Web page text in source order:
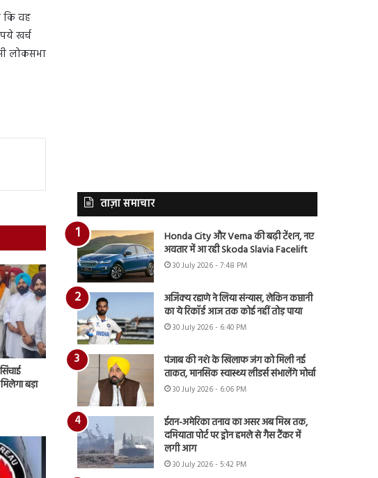
कि वह
खर्च
लोकसभा
बड़ा
ताज़ा समाचार
Honda City और Verna की बढ़ी टेंशन, नए
अवतार में आ रही Skoda Slavia Facelift
30 July 2026 - 7:48 PM
अजिंक्य रहाणे ने लिया संन्यास, लेकिन कप्तानी
का ये रिकॉर्ड आज तक कोई नहीं तोड़ पाया
30 July 2026 - 6:40 PM
पंजाब की नशे के खिलाफ जंग को मिली नई
ताकत, मानसिक स्वास्थ्य लीडर्स संभालेंगे मोर्चा
30 July 2026 - 6:06 PM
ईरान-अमेरिका तनाव का असर अब मिस्र तक,
दमियाता पोर्ट पर ड्रोन हमले से गैस टैंकर में
लगी आग
30 July 2026 - 5:42 PM